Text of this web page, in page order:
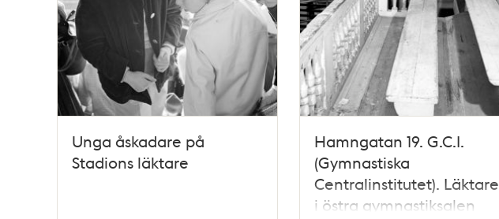
Unga åskadare på
Stadions läktare
Hamngatan 19. G.C.I.
(Gymnastiska
Centralinstitutet). Läktare
i östra gymnastiksalen